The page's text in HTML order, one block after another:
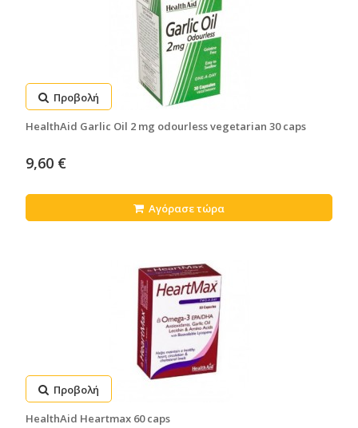
Προβολή
HealthAid Garlic Oil 2 mg odourless vegetarian 30 caps
9,60 €
Αγόρασε τώρα
Προβολή
HealthAid Heartmax 60 caps